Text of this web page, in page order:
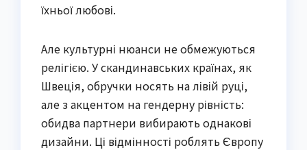
їхньої любові.
Але культурні нюанси не обмежуються
релігією. У скандинавських країнах, як
Швеція, обручки носять на лівій руці,
але з акцентом на гендерну рівність:
обидва партнери вибирають однакові
дизайни. Ці відмінності роблять Європу